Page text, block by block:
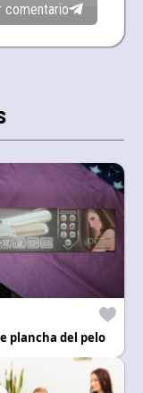
comentario
plancha del pelo